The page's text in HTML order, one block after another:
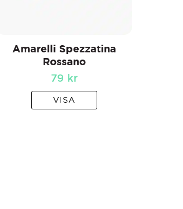
Amarelli Spezzatina
Rossano
79 kr
VISA